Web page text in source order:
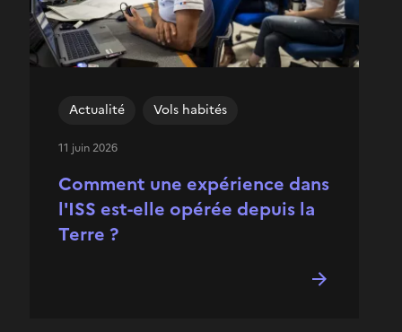
Comment une expérience dans
l'ISS est-elle opérée depuis la
Terre ?
Actualité Vols habités
11 juin 2026